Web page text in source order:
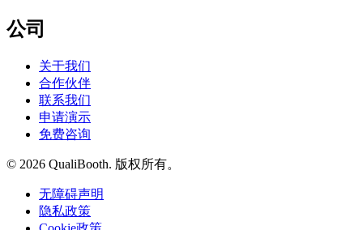
公司
关于我们
合作伙伴
联系我们
申请演示
免费咨询
© 2026 QualiBooth. 版权所有。
无障碍声明
隐私政策